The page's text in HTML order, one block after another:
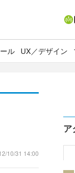
ル UX／デザイン
10/31 14:00
ア